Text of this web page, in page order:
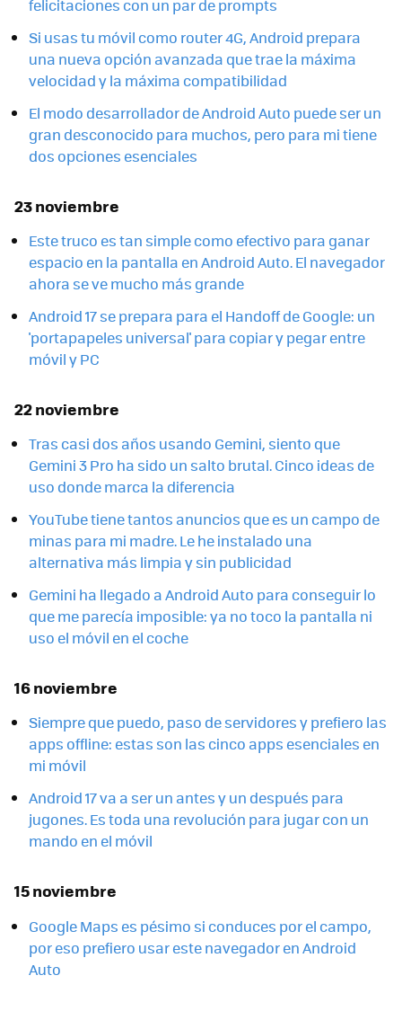
felicitaciones con un par de prompts
Si usas tu móvil como router 4G, Android prepara
una nueva opción avanzada que trae la máxima
velocidad y la máxima compatibilidad
El modo desarrollador de Android Auto puede ser un
gran desconocido para muchos, pero para mi tiene
dos opciones esenciales
23 noviembre
Este truco es tan simple como efectivo para ganar
espacio en la pantalla en Android Auto. El navegador
ahora se ve mucho más grande
Android 17 se prepara para el Handoff de Google: un
'portapapeles universal' para copiar y pegar entre
móvil y PC
22 noviembre
Tras casi dos años usando Gemini, siento que
Gemini 3 Pro ha sido un salto brutal. Cinco ideas de
uso donde marca la diferencia
YouTube tiene tantos anuncios que es un campo de
minas para mi madre. Le he instalado una
alternativa más limpia y sin publicidad
Gemini ha llegado a Android Auto para conseguir lo
que me parecía imposible: ya no toco la pantalla ni
uso el móvil en el coche
16 noviembre
Siempre que puedo, paso de servidores y prefiero las
apps offline: estas son las cinco apps esenciales en
mi móvil
Android 17 va a ser un antes y un después para
jugones. Es toda una revolución para jugar con un
mando en el móvil
15 noviembre
Google Maps es pésimo si conduces por el campo,
por eso prefiero usar este navegador en Android
Auto